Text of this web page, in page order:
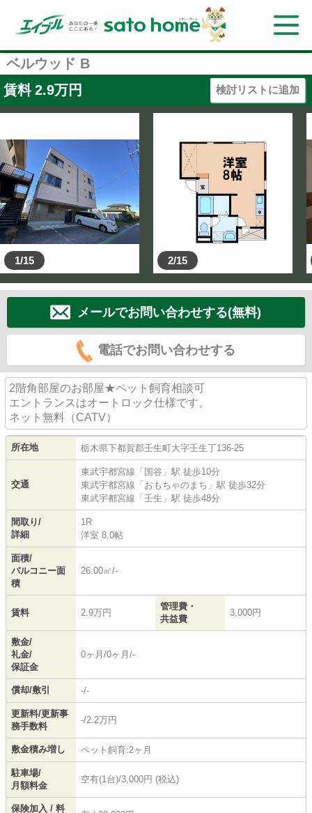
ベルウッド B
賃料 2.9万円 検討リストに追加
1/15 2/15
メールでお問い合わせする(無料)
電話でお問い合わせする
2階角部屋のお部屋★ペット飼育相談可
エントランスはオートロック仕様です。
ネット無料（CATV）
所在地 栃木県下都賀郡壬生町大字壬生丁136-25
交通
東武宇都宮線 「国谷 」駅 徒歩10分
東武宇都宮線 「おもちゃのまち 」駅 徒歩32分
東武宇都宮線 「壬生 」駅 徒歩48分
間取り/
詳細
1R
洋室 8.0帖
面積/
バルコニー面
積
26.00㎡/-
賃料 2.9万円
管理費・
共益費
3,000円
敷金/
礼金/
保証金
0ヶ月/0ヶ月/-
償却/敷引 -/-
更新料/更新事
務手数料
-/2.2万円
敷金積み増し ペット飼育:2ヶ月
駐車場/
月額料金
空有(1台)/3,000円 (税込)
保険加入 / 料